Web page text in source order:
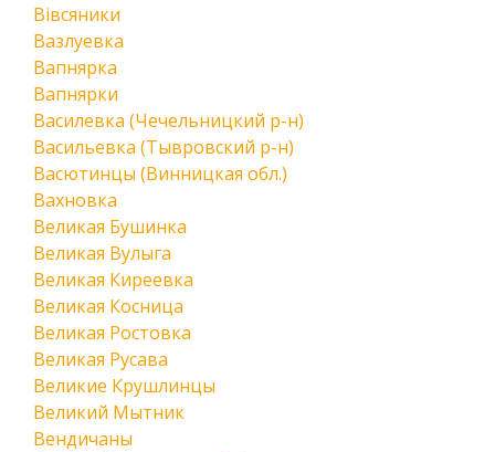
Вівсяники
Вазлуевка
Вапнярка
Вапнярки
Василевка (Чечельницкий р-н)
Васильевка (Тывровский р-н)
Васютинцы (Винницкая обл.)
Вахновка
Великая Бушинка
Великая Вулыга
Великая Киреевка
Великая Косница
Великая Ростовка
Великая Русава
Великие Крушлинцы
Великий Мытник
Вендичаны